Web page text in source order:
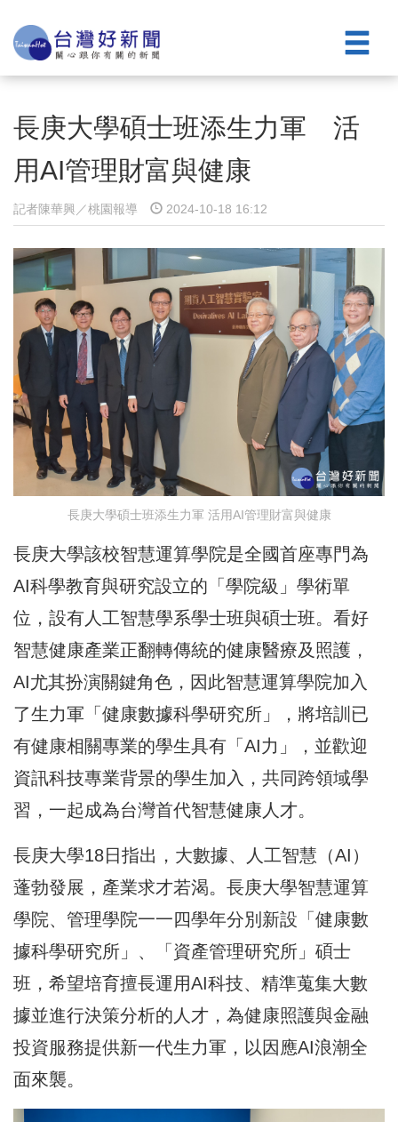
長庚大學碩士班添生力軍 活
用AI管理財富與健康
記者陳華興／桃園報導 2024-10-18 16:12
長庚大學碩士班添生力軍 活用AI管理財富與健康
長庚大學該校智慧運算學院是全國首座專門為
AI科學教育與研究設立的「學院級」學術單
位，設有人工智慧學系學士班與碩士班。看好
智慧健康產業正翻轉傳統的健康醫療及照護，
AI尤其扮演關鍵角色，因此智慧運算學院加入
了生力軍「健康數據科學研究所」，將培訓已
有健康相關專業的學生具有「AI力」，並歡迎
資訊科技專業背景的學生加入，共同跨領域學
習，一起成為台灣首代智慧健康人才。
長庚大學18日指出，大數據、人工智慧（AI）
蓬勃發展，產業求才若渴。長庚大學智慧運算
學院、管理學院一一四學年分別新設「健康數
據科學研究所」、「資產管理研究所」碩士
班，希望培育擅長運用AI科技、精準蒐集大數
據並進行決策分析的人才，為健康照護與金融
投資服務提供新一代生力軍，以因應AI浪潮全
面來襲。